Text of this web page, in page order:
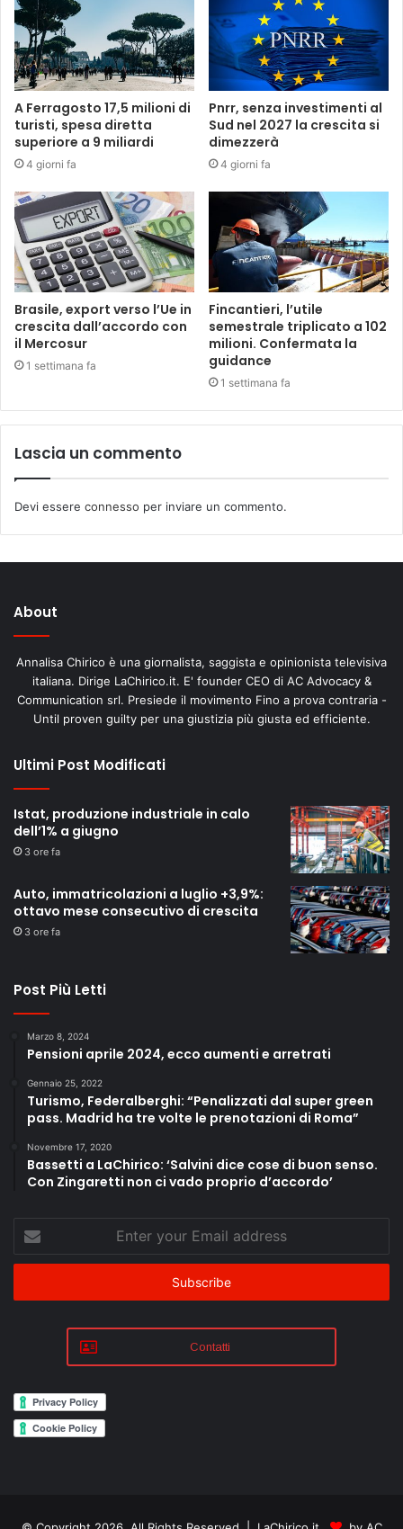
A Ferragosto 17,5 milioni di
turisti, spesa diretta
superiore a 9 miliardi
4 giorni fa
Pnrr, senza investimenti al
Sud nel 2027 la crescita si
dimezzerà
4 giorni fa
Brasile, export verso l’Ue in
crescita dall’accordo con
il Mercosur
1 settimana fa
Fincantieri, l’utile
semestrale triplicato a 102
milioni. Confermata la
guidance
1 settimana fa
Lascia un commento
Devi essere connesso per inviare un commento.
About
Annalisa Chirico è una giornalista, saggista e opinionista televisiva
italiana. Dirige LaChirico.it. E' founder CEO di AC Advocacy &
Communication srl. Presiede il movimento Fino a prova contraria -
Until proven guilty per una giustizia più giusta ed efficiente.
Ultimi Post Modificati
Istat, produzione industriale in calo
dell’1% a giugno
3 ore fa
Auto, immatricolazioni a luglio +3,9%:
ottavo mese consecutivo di crescita
3 ore fa
Post Più Letti
Marzo 8, 2024
Pensioni aprile 2024, ecco aumenti e arretrati
Gennaio 25, 2022
Turismo, Federalberghi: “Penalizzati dal super green
pass. Madrid ha tre volte le prenotazioni di Roma”
Novembre 17, 2020
Bassetti a LaChirico: ‘Salvini dice cose di buon senso.
Con Zingaretti non ci vado proprio d’accordo’
Enter
your
Email
Contatti